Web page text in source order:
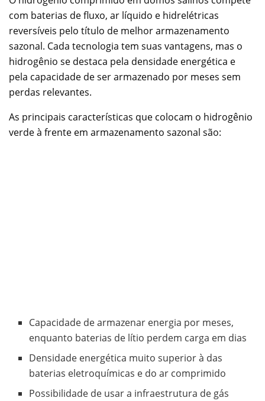
com baterias de fluxo, ar líquido e hidrelétricas
reversíveis pelo título de melhor armazenamento
sazonal. Cada tecnologia tem suas vantagens, mas o
hidrogênio se destaca pela densidade energética e
pela capacidade de ser armazenado por meses sem
perdas relevantes.
As principais características que colocam o hidrogênio
verde à frente em armazenamento sazonal são:
Capacidade de armazenar energia por meses,
enquanto baterias de lítio perdem carga em dias
Densidade energética muito superior à das
baterias eletroquímicas e do ar comprimido
Possibilidade de usar a infraestrutura de gás